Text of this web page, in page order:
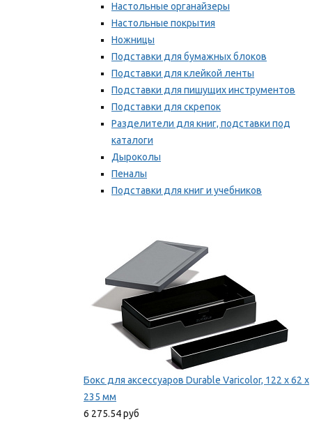
Настольные органайзеры
Настольные покрытия
Ножницы
Подставки для бумажных блоков
Подставки для клейкой ленты
Подставки для пишущих инструментов
Подставки для скрепок
Разделители для книг, подставки под
каталоги
Дыроколы
Пеналы
Подставки для книг и учебников
Бокс для аксессуаров Durable Varicolor, 122 x 62 x
235 мм
6 275.54 руб